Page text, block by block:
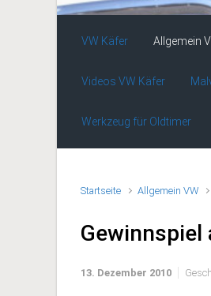
VW Käfer Allgemein
Videos VW Käfer
Werkzeug für Oldtimer
Startseite Allgemein VW
13. Dezember 2010